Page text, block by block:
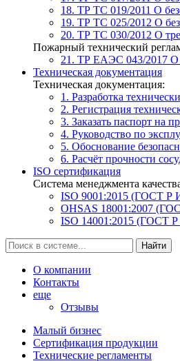
18. ТР ТС 019/2011 О
19. ТР ТС 025/2012 О
20. ТР ТС 030/2012 О
Пожарный технический
21. ТР ЕАЭС 043/2017 О
Техническая документация
Техническая документация:
1. Разработка
2. Регистрация
3. Заказать паспорт на
4. Руководство по
5. Обоснование
6. Расчёт прочности
ISO сертификация
Система менеджмента
ISO 9001:2015 (ГОСТ Р
OHSAS 18001:2007
ISO 14001:2015 (ГОСТ
Найти
О компании
Контакты
еще
Отзывы
Малый бизнес
Сертификация продукции
Технические регламенты